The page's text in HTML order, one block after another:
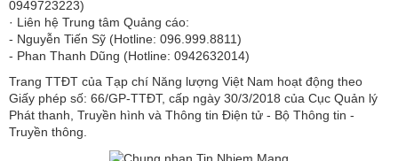
0949723223)
· Liên hệ Trung tâm Quảng cáo:
- Nguyễn Tiến Sỹ (Hotline: 096.999.8811)
- Phan Thanh Dũng (Hotline: 0942632014)
Trang TTĐT của Tạp chí Năng lượng Việt Nam hoạt động theo
Giấy phép số: 66/GP-TTĐT, cấp ngày 30/3/2018 của Cục Quản lý
Phát thanh, Truyền hình và Thông tin Điện tử - Bộ Thông tin -
Truyền thông.